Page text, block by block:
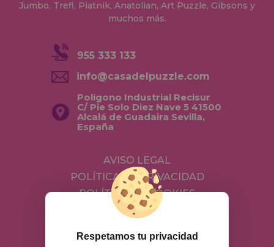
Jumbo, Trefl, Piatnik, Anatolian, Art Puzzle, Gibsons y
muchos más.
955 333 133
info@casadelpuzzle.com
Polígono Industrial Recisur
C/ Pie Solo Diez Nave 5 41500
Alcalá de Guadaira Sevilla,
España
AVISO LEGAL
POLÍTICA DE PRIVACIDAD
POLÍTICA DE COOKIES
ENVÍOS Y DEVOLUCIONES
Respetamos tu privacidad